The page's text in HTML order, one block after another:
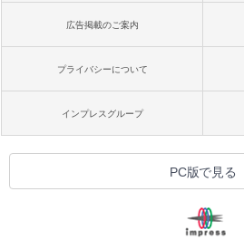
広告掲載のご案内
プライバシーについて
インプレスグループ
PC版で見る